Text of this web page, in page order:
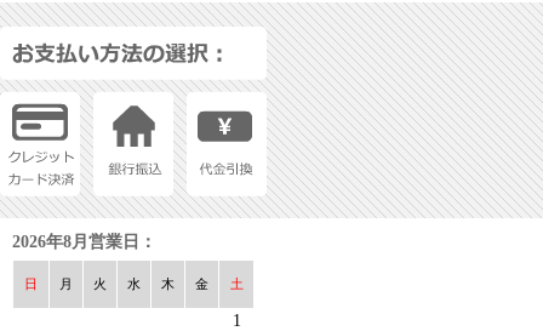
2026年8月営業日：
日 月 火 水 木 金 土
1